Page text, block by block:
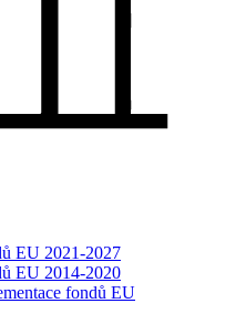
EU 2021-2027
EU 2014-2020
fondů EU